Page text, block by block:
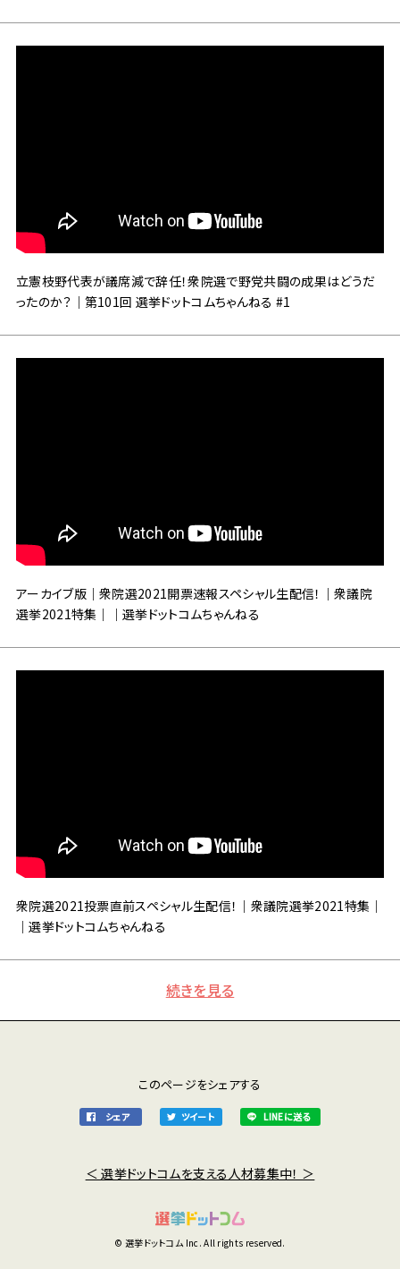
立憲枝野代表が議席減で辞任！衆院選で野党共闘の成果はどうだ
ったのか？｜第101回 選挙ドットコムちゃんねる #1
アーカイブ版｜衆院選2021開票速報スペシャル生配信！｜衆議院
選挙2021特集｜｜選挙ドットコムちゃんねる
衆院選2021投票直前スペシャル生配信！｜衆議院選挙2021特集｜
｜選挙ドットコムちゃんねる
続きを見る
このページをシェアする
シェア ツイート LINEに送る
＜ 選挙ドットコムを支える人材募集中！ ＞
© 選挙ドットコム Inc. All rights reserved.